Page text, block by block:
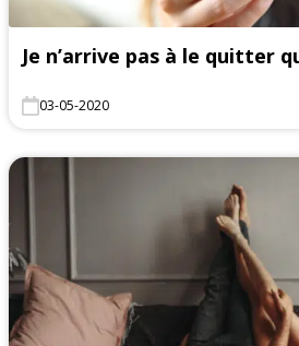
Je n’arrive pas à le quitter
03-05-2020